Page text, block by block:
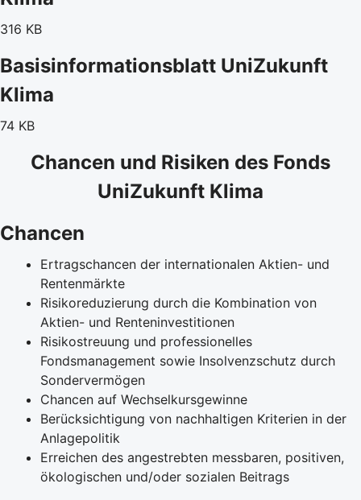
316 KB
Basisinformationsblatt UniZukunft
Klima
74 KB
Chancen und Risiken des Fonds
UniZukunft Klima
Chancen
Ertragschancen der internationalen Aktien- und
Rentenmärkte
Risikoreduzierung durch die Kombination von
Aktien- und Renteninvestitionen
Risikostreuung und professionelles
Fondsmanagement sowie Insolvenzschutz durch
Sondervermögen
Chancen auf Wechselkursgewinne
Berücksichtigung von nachhaltigen Kriterien in der
Anlagepolitik
Erreichen des angestrebten messbaren, positiven,
ökologischen und/oder sozialen Beitrags